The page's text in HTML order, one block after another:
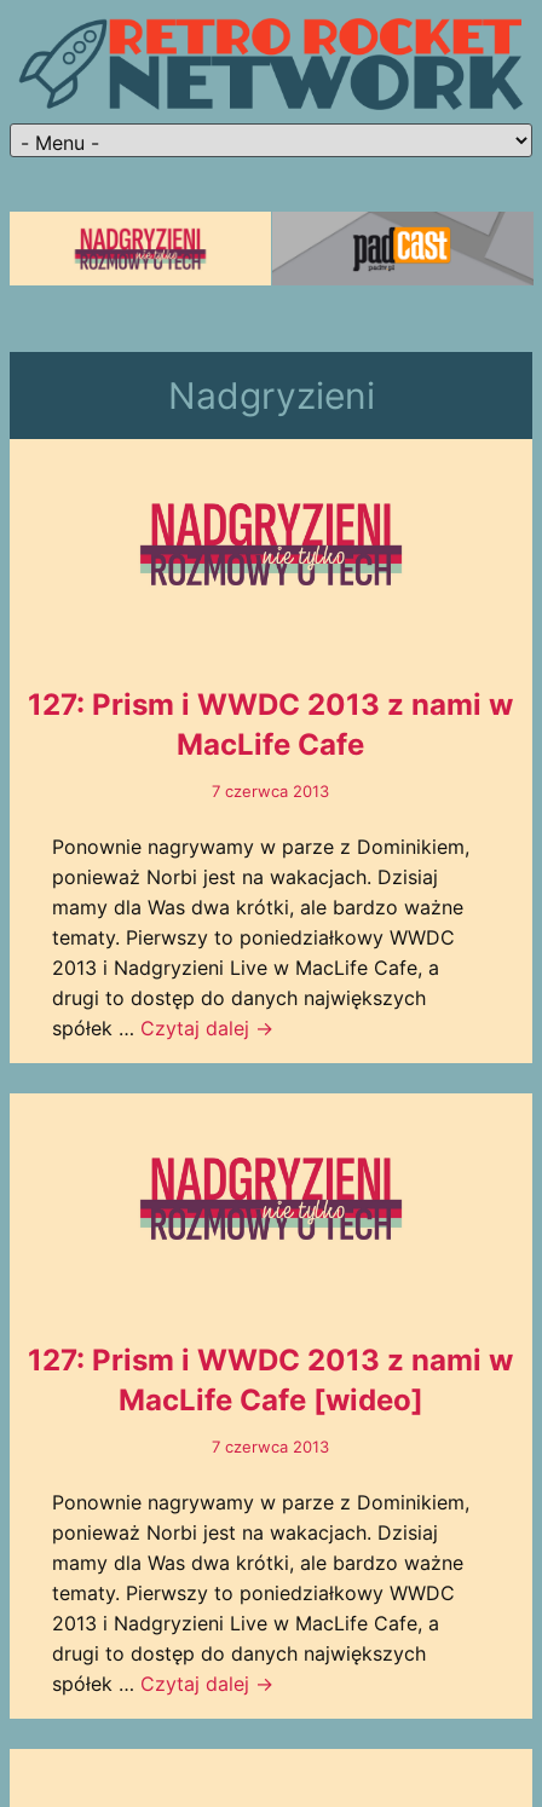
Nadgryzieni
127: Prism i WWDC 2013 z nami w
MacLife Cafe
7 czerwca 2013
Ponownie nagrywamy w parze z Dominikiem,
ponieważ Norbi jest na wakacjach. Dzisiaj
mamy dla Was dwa krótki, ale bardzo ważne
tematy. Pierwszy to poniedziałkowy WWDC
2013 i Nadgryzieni Live w MacLife Cafe, a
drugi to dostęp do danych największych
spółek … Czytaj dalej →
127: Prism i WWDC 2013 z nami w
MacLife Cafe [wideo]
7 czerwca 2013
Ponownie nagrywamy w parze z Dominikiem,
ponieważ Norbi jest na wakacjach. Dzisiaj
mamy dla Was dwa krótki, ale bardzo ważne
tematy. Pierwszy to poniedziałkowy WWDC
2013 i Nadgryzieni Live w MacLife Cafe, a
drugi to dostęp do danych największych
spółek … Czytaj dalej →